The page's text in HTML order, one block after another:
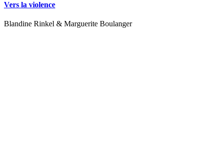
Vers la violence
Blandine Rinkel & Marguerite Boulanger